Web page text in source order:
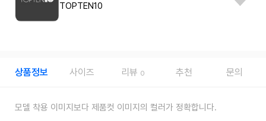
TOPTEN10
상품정보 사이즈 리뷰 0 추천 문의
모델 착용 이미지보다 제품컷 이미지의 컬러가 정확합니다.